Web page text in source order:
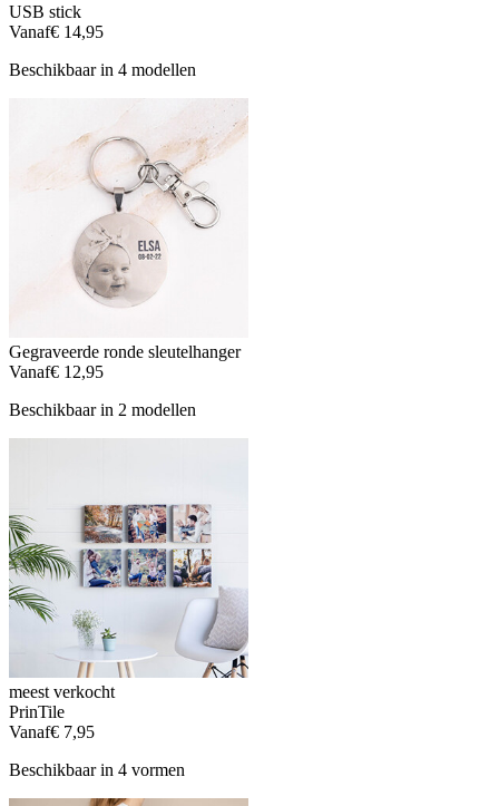
USB stick
Vanaf€ 14,95
Beschikbaar in 4 modellen
Gegraveerde ronde sleutelhanger
Vanaf€ 12,95
Beschikbaar in 2 modellen
meest verkocht
PrinTile
Vanaf€ 7,95
Beschikbaar in 4 vormen